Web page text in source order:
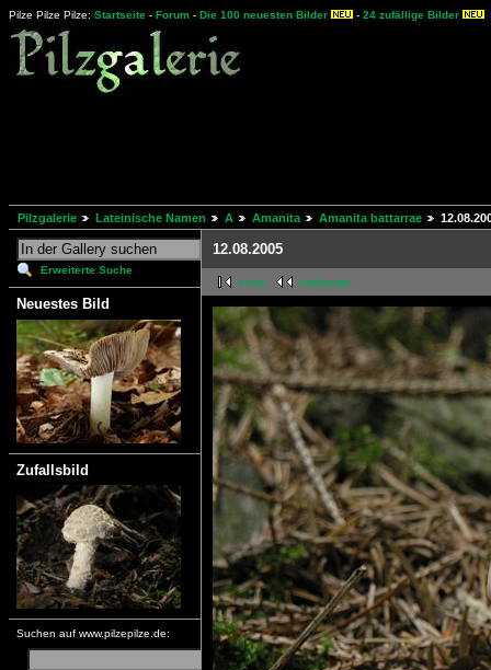
Pilze Pilze Pilze: Startseite - Forum - Die 100 neuesten Bilder - 24 zufällige Bilder
Pilzgalerie Lateinische Namen A Amanita Amanita battarrae
Erweiterte Suche
Neuestes Bild
Zufallsbild
Suchen auf www.pilzepilze.de:
12.08.2005
erste vorherige